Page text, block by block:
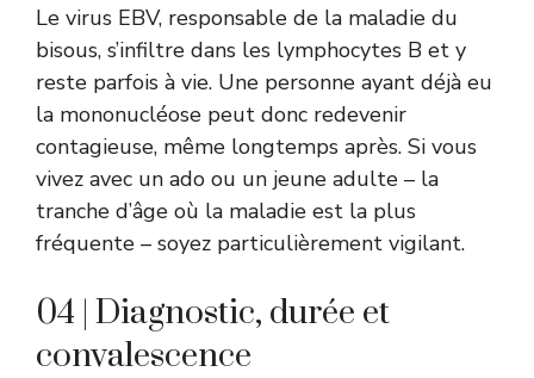
Le virus EBV, responsable de la maladie du
bisous, s’infiltre dans les lymphocytes B et y
reste parfois à vie. Une personne ayant déjà eu
la mononucléose peut donc redevenir
contagieuse, même longtemps après. Si vous
vivez avec un ado ou un jeune adulte – la
tranche d’âge où la maladie est la plus
fréquente – soyez particulièrement vigilant.
04 | Diagnostic, durée et
convalescence